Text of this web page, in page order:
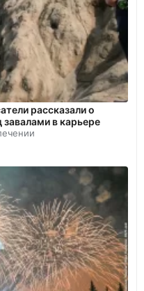
рассказали о
завалами в карьере